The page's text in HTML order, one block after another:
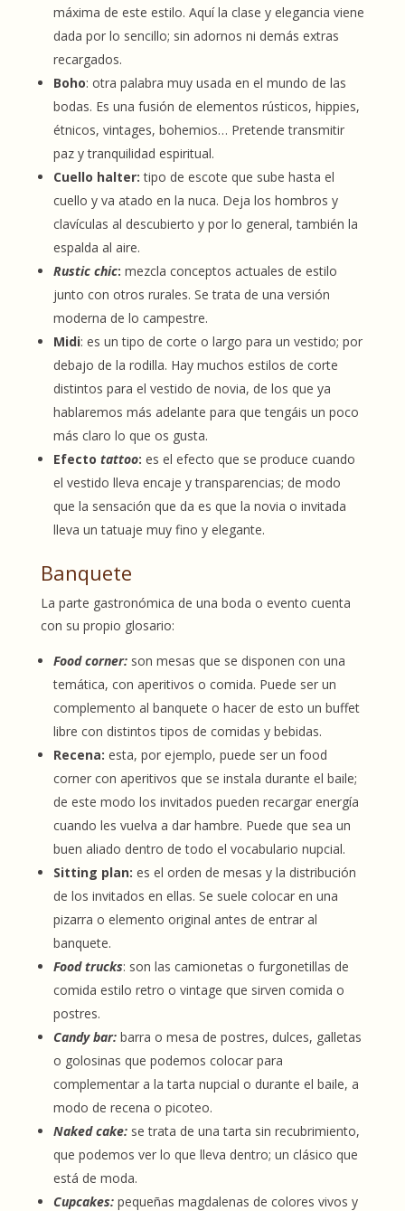
máxima de este estilo. Aquí la clase y elegancia viene
dada por lo sencillo; sin adornos ni demás extras
recargados.
Boho: otra palabra muy usada en el mundo de las
bodas. Es una fusión de elementos rústicos, hippies,
étnicos, vintages, bohemios… Pretende transmitir
paz y tranquilidad espiritual.
Cuello halter: tipo de escote que sube hasta el
cuello y va atado en la nuca. Deja los hombros y
clavículas al descubierto y por lo general, también la
espalda al aire.
Rustic chic: mezcla conceptos actuales de estilo
junto con otros rurales. Se trata de una versión
moderna de lo campestre.
Midi: es un tipo de corte o largo para un vestido; por
debajo de la rodilla. Hay muchos estilos de corte
distintos para el vestido de novia, de los que ya
hablaremos más adelante para que tengáis un poco
más claro lo que os gusta.
Efecto tattoo: es el efecto que se produce cuando
el vestido lleva encaje y transparencias; de modo
que la sensación que da es que la novia o invitada
lleva un tatuaje muy fino y elegante.
Banquete
La parte gastronómica de una boda o evento cuenta
con su propio glosario:
Food corner:son mesas que se disponen con una
temática, con aperitivos o comida. Puede ser un
complemento al banquete o hacer de esto un buffet
libre con distintos tipos de comidas y bebidas.
Recena: esta, por ejemplo, puede ser un food
corner con aperitivos que se instala durante el baile;
de este modo los invitados pueden recargar energía
cuando les vuelva a dar hambre. Puede que sea un
buen aliado dentro de todo el vocabulario nupcial.
Sitting plan: es el orden de mesas y la distribución
de los invitados en ellas. Se suele colocar en una
pizarra o elemento original antes de entrar al
banquete.
Food trucks: son las camionetas o furgonetillas de
comida estilo retro o vintage que sirven comida o
postres.
Candy bar:barra o mesa de postres, dulces, galletas
o golosinas que podemos colocar para
complementar a la tarta nupcial o durante el baile, a
modo de recena o picoteo.
Naked cake:se trata de una tarta sin recubrimiento,
que podemos ver lo que lleva dentro; un clásico que
está de moda.
Cupcakes:pequeñas magdalenas de colores vivos y